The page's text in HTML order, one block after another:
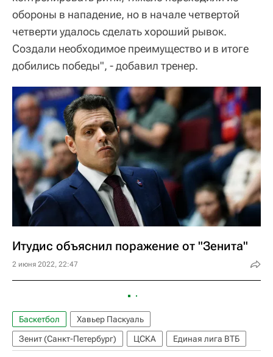
обороны в нападение, но в начале четвертой
четверти удалось сделать хороший рывок.
Создали необходимое преимущество и в итоге
добились победы", - добавил тренер.
Итудис объяснил поражение от "Зенита"
2 июня 2022, 22:47
Баскетбол
Хавьер Паскуаль
Зенит (Санкт-Петербург)
ЦСКА Единая лига ВТБ